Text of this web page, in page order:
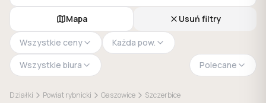
Mapa Usuń filtry
Wszystkie ceny
Każda pow.
Wszystkie biura
Polecane
Działki Powiat rybnicki Gaszowice Szczerbice